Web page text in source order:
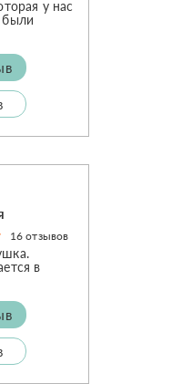
у нас
были
16 отзывов
в